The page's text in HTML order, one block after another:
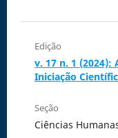
Edição
v. 17 n. 1 (2024):
Iniciação
Seção
Ciências